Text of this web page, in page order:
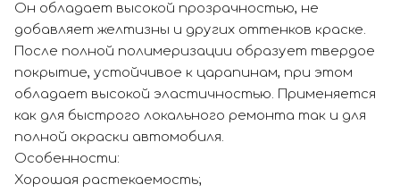
Он обладает высокой прозрачностью, не
добавляет желтизны и других оттенков краске.
После полной полимеризации образует твердое
покрытие, устойчивое к царапинам, при этом
обладает высокой эластичностью. Применяется
как для быстрого локального ремонта так и для
полной окраски автомобиля.
Особенности:
Хорошая растекаемость;